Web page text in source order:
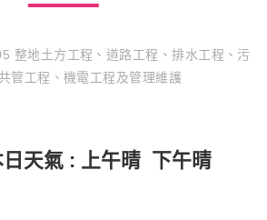
整地土方工程、道路工程、排水工程、污
管工程、機電工程及管理維護
日天氣 : 上午晴 下午晴